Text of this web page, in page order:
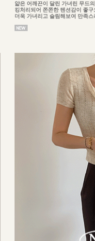
얇은 어깨끈이 달린 가녀린 무드
킹처리되어 쫀쫀한 텐션감이 좋
더욱 가녀리고 슬림해보여 만족